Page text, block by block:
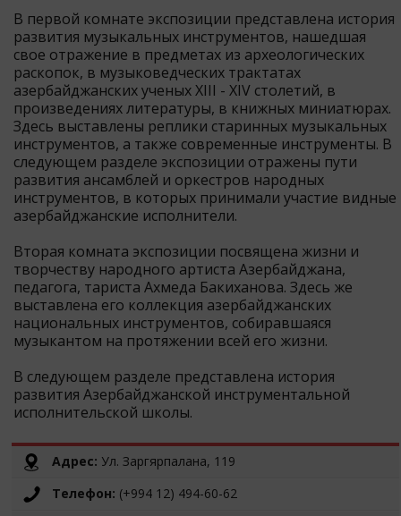
В первой комнате экспозиции представлена история
развития музыкальных инструментов, нашедшая
свое отражение в предметах из археологических
раскопок, в музыковедческих трактатах
азербайджанских ученых XIII - XIV столетий, в
произведениях литературы, в книжных миниатюрах.
Здесь выставлены реплики старинных музыкальных
инструментов, а также современные инструменты. В
следующем разделе экспозиции отражены пути
развития ансамблей и оркестров народных
инструментов, в которых принимали участие видные
азербайджанские исполнители.
Вторая комната экспозиции посвящена жизни и
творчеству народного артиста Азербайджана,
педагога, тариста Ахмеда Бакиханова. Здесь же
выставлена его коллекция азербайджанских
национальных инструментов, собиравшаяся
музыкантом на протяжении всей его жизни.
В следующем разделе представлена история
развития Азербайджанской инструментальной
исполнительской школы.
Адрес: Ул. Заргярпалана, 119
Телефон: (+994 12) 494-60-62